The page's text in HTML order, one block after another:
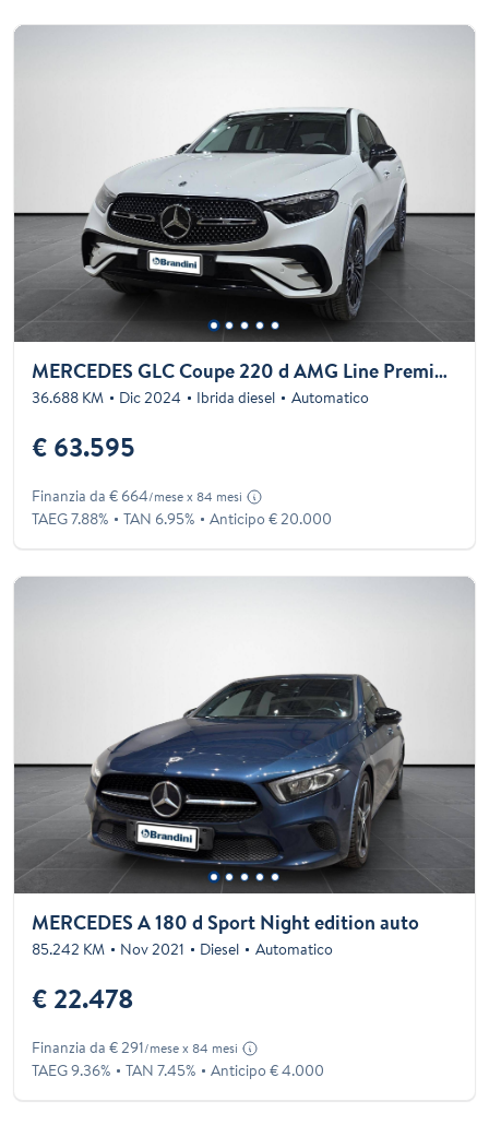
MERCEDES GLC Coupe 220 d AMG Line Premium Plus 4matic auto
36.688 KM Dic 2024 Ibrida diesel Automatico
€ 63.595
Finanzia da € 664/mese x 84 mesi
TAEG 7.88% TAN 6.95% Anticipo € 20.000
MERCEDES A 180 d Sport Night edition auto
85.242 KM Nov 2021 Diesel Automatico
€ 22.478
Finanzia da € 291/mese x 84 mesi
TAEG 9.36% TAN 7.45% Anticipo € 4.000